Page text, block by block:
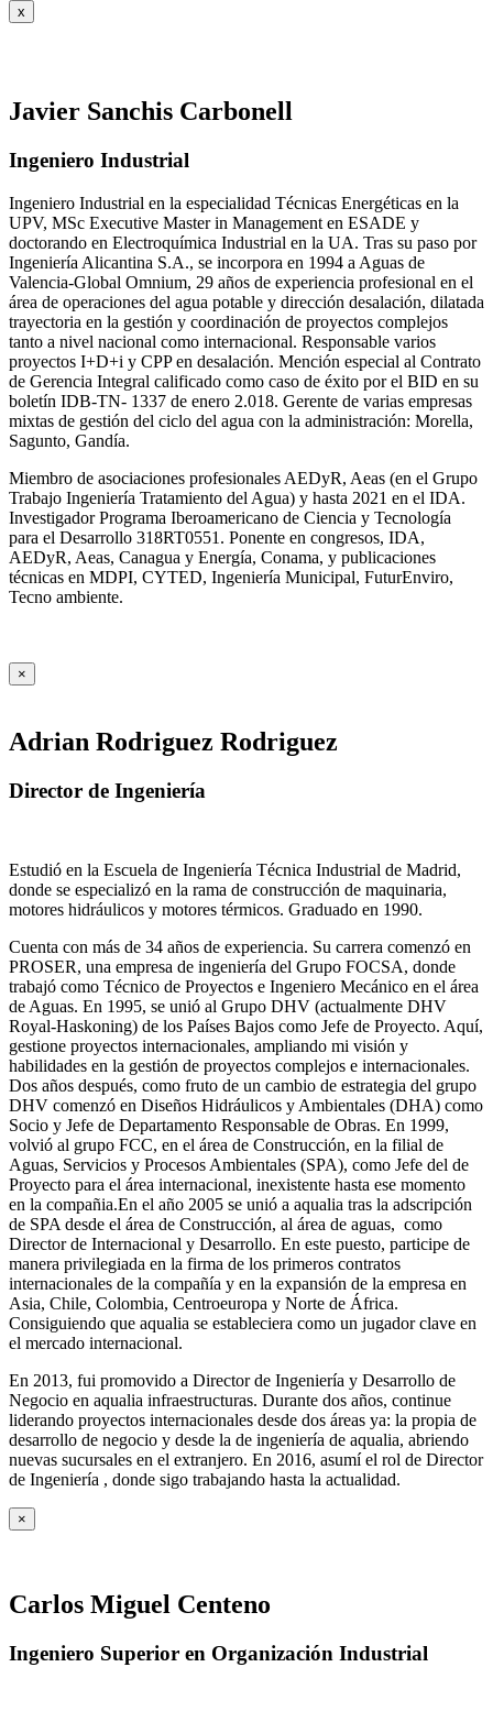
x
Javier Sanchis Carbonell
Ingeniero Industrial
Ingeniero Industrial en la especialidad Técnicas Energéticas en la
UPV, MSc Executive Master in Management en ESADE y
doctorando en Electroquímica Industrial en la UA. Tras su paso por
Ingeniería Alicantina S.A., se incorpora en 1994 a Aguas de
Valencia-Global Omnium, 29 años de experiencia profesional en el
área de operaciones del agua potable y dirección desalación, dilatada
trayectoria en la gestión y coordinación de proyectos complejos
tanto a nivel nacional como internacional. Responsable varios
proyectos I+D+i y CPP en desalación. Mención especial al Contrato
de Gerencia Integral calificado como caso de éxito por el BID en su
boletín IDB-TN- 1337 de enero 2.018. Gerente de varias empresas
mixtas de gestión del ciclo del agua con la administración: Morella,
Sagunto, Gandía.
Miembro de asociaciones profesionales AEDyR, Aeas (en el Grupo
Trabajo Ingeniería Tratamiento del Agua) y hasta 2021 en el IDA.
Investigador Programa Iberoamericano de Ciencia y Tecnología
para el Desarrollo 318RT0551. Ponente en congresos, IDA,
AEDyR, Aeas, Canagua y Energía, Conama, y publicaciones
técnicas en MDPI, CYTED, Ingeniería Municipal, FuturEnviro,
Tecno ambiente.
×
Adrian Rodriguez Rodriguez
Director de Ingeniería
Estudió en la Escuela de Ingeniería Técnica Industrial de Madrid,
donde se especializó en la rama de construcción de maquinaria,
motores hidráulicos y motores térmicos. Graduado en 1990.
Cuenta con más de 34 años de experiencia. Su carrera comenzó en
PROSER, una empresa de ingeniería del Grupo FOCSA, donde
trabajó como Técnico de Proyectos e Ingeniero Mecánico en el área
de Aguas. En 1995, se unió al Grupo DHV (actualmente DHV
Royal-Haskoning) de los Países Bajos como Jefe de Proyecto. Aquí,
gestione proyectos internacionales, ampliando mi visión y
habilidades en la gestión de proyectos complejos e internacionales.
Dos años después, como fruto de un cambio de estrategia del grupo
DHV comenzó en Diseños Hidráulicos y Ambientales (DHA) como
Socio y Jefe de Departamento Responsable de Obras. En 1999,
volvió al grupo FCC, en el área de Construcción, en la filial de
Aguas, Servicios y Procesos Ambientales (SPA), como Jefe del de
Proyecto para el área internacional, inexistente hasta ese momento
en la compañia.En el año 2005 se unió a aqualia tras la adscripción
de SPA desde el área de Construcción, al área de aguas, como
Director de Internacional y Desarrollo. En este puesto, participe de
manera privilegiada en la firma de los primeros contratos
internacionales de la compañía y en la expansión de la empresa en
Asia, Chile, Colombia, Centroeuropa y Norte de África.
Consiguiendo que aqualia se estableciera como un jugador clave en
el mercado internacional.
En 2013, fui promovido a Director de Ingeniería y Desarrollo de
Negocio en aqualia infraestructuras. Durante dos años, continue
liderando proyectos internacionales desde dos áreas ya: la propia de
desarrollo de negocio y desde la de ingeniería de aqualia, abriendo
nuevas sucursales en el extranjero. En 2016, asumí el rol de Director
de Ingeniería , donde sigo trabajando hasta la actualidad.
×
Carlos Miguel Centeno
Ingeniero Superior en Organización Industrial